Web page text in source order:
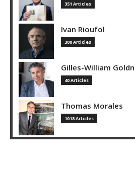
351 Articles
Ivan Rioufol
300 Articles
Gilles-William
40 Articles
Thomas Morales
1018 Articles